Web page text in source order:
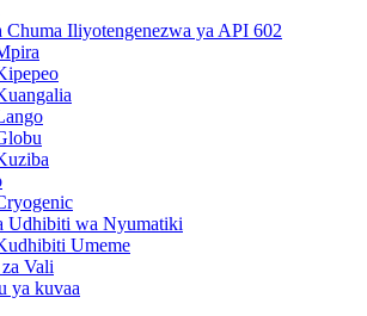
Chuma Iliyotengenezwa ya API 602
Udhibiti wa Nyumatiki
Umeme
Vali
ya kuvaa